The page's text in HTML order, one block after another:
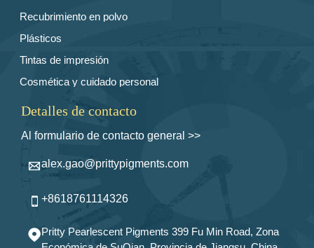
Recubrimiento en polvo
Plásticos
Tintas de impresión
Cosmética y cuidado personal
Detalles de contacto
Al formulario de contacto general >>
alex.gao@prittypigments.com
+8618761114326
Pritty Pearlescent Pigments 399 Fu Min Road, Zona